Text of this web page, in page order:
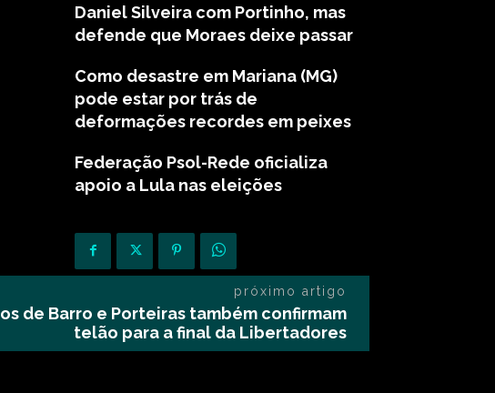
Daniel Silveira com Portinho, mas
defende que Moraes deixe passar
Como desastre em Mariana (MG)
pode estar por trás de
deformações recordes em peixes
Federação Psol-Rede oficializa
apoio a Lula nas eleições
próximo artigo
de Barro e Porteiras também confirmam
telão para a final da Libertadores